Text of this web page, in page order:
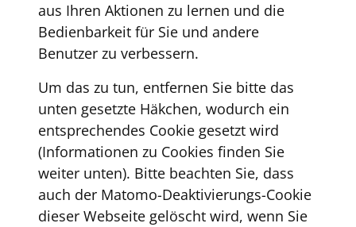
aus Ihren Aktionen zu lernen und die
Bedienbarkeit für Sie und andere
Benutzer zu verbessern.
Um das zu tun, entfernen Sie bitte das
unten gesetzte Häkchen, wodurch ein
entsprechendes Cookie gesetzt wird
(Informationen zu Cookies finden Sie
weiter unten). Bitte beachten Sie, dass
auch der Matomo-Deaktivierungs-Cookie
dieser Webseite gelöscht wird, wenn Sie